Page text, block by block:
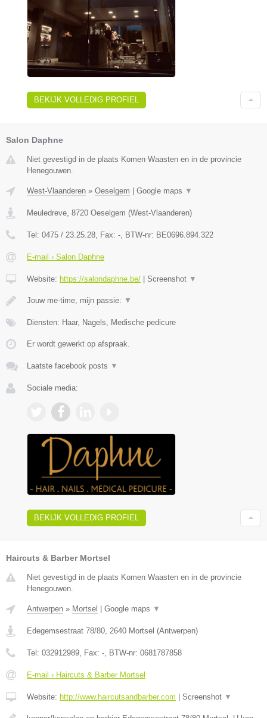
BEKIJK VOLLEDIG PROFIEL
Salon Daphne
Niet gevestigd in de plaats Komen Waasten en in de provincie
Henegouwen.
West-Vlaanderen » Oeselgem Google maps ▼
Meuledreve, 8720 Oeselgem (West-Vlaanderen)
Tel: 0475 / 23.25.28, Fax: -, BTW-nr: BE0696.894.322
E-mail › Salon Daphne
Website: https://salondaphne.be/ Screenshot ▼
Jouw me-time, mijn passie: ▼
Diensten: Haar, Nagels, Medische pedicure
Er wordt gewerkt op afspraak.
Laatste facebook posts ▼
Sociale media:
BEKIJK VOLLEDIG PROFIEL
Haircuts & Barber Mortsel
Niet gevestigd in de plaats Komen Waasten en in de provincie
Henegouwen.
Antwerpen » Mortsel Google maps ▼
Edegemsestraat 78/80, 2640 Mortsel (Antwerpen)
Tel: 032912989, Fax: -, BTW-nr: 0681787858
E-mail › Haircuts & Barber Mortsel
Website: http://www.haircutsandbarber.com Screenshot ▼